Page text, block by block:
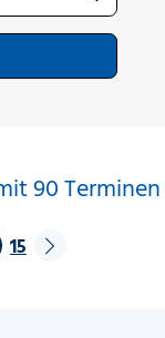
90 Terminen
15